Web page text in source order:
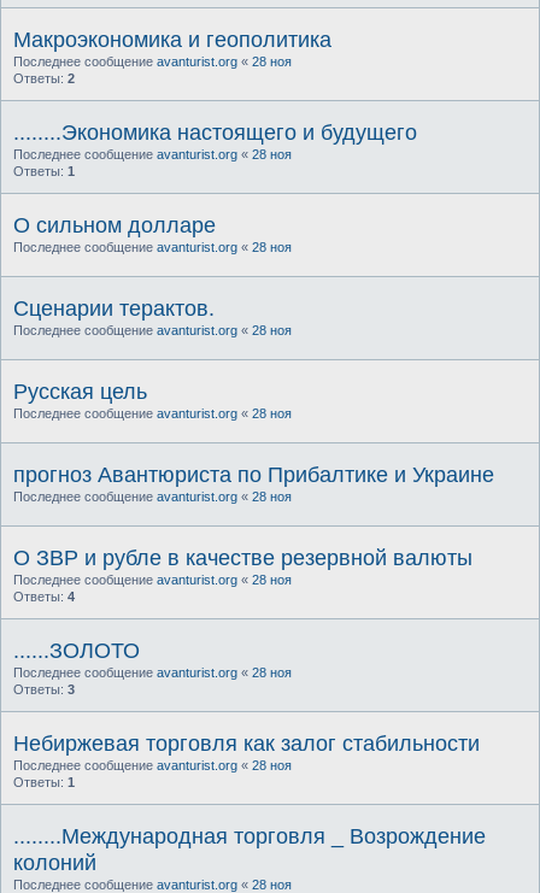
Макроэкономика и геополитика
Последнее сообщение avanturist.org « 28 ноя
Ответы: 2
........Экономика настоящего и будущего
Последнее сообщение avanturist.org « 28 ноя
Ответы: 1
О сильном долларе
Последнее сообщение avanturist.org « 28 ноя
Сценарии терактов.
Последнее сообщение avanturist.org « 28 ноя
Русская цель
Последнее сообщение avanturist.org « 28 ноя
прогноз Авантюриста по Прибалтике и Украине
Последнее сообщение avanturist.org « 28 ноя
О ЗВР и рубле в качестве резервной валюты
Последнее сообщение avanturist.org « 28 ноя
Ответы: 4
......ЗОЛОТО
Последнее сообщение avanturist.org « 28 ноя
Ответы: 3
Небиржевая торговля как залог стабильности
Последнее сообщение avanturist.org « 28 ноя
Ответы: 1
........Международная торговля _ Возрождение
колоний
Последнее сообщение avanturist.org « 28 ноя